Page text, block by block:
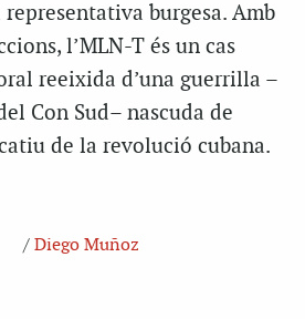
burgesa. Amb
l’MLN-T és un cas
reeixida d’una guerrilla –
Con Sud– nascuda de
de la revolució cubana.
/ Diego Muñoz